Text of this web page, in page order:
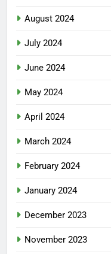
August 2024
July 2024
June 2024
May 2024
April 2024
March 2024
February 2024
January 2024
December 2023
November 2023